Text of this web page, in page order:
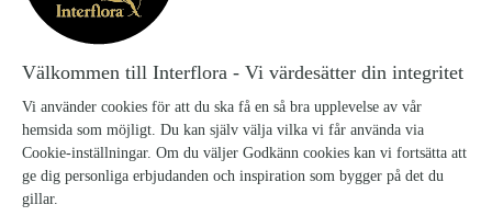
Vasen på bilderna ingår inte med buketten men annan
Blomsorterna i buketten kan variera beroende på
floristens lokala sortiment.